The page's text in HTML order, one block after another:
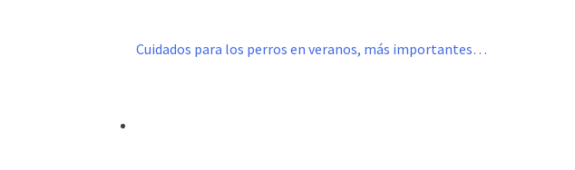
Cuidados para los perros en veranos, más importantes…